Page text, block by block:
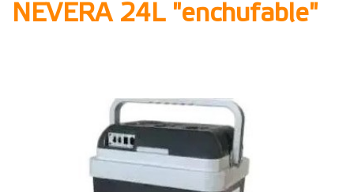
NEVERA 24L "enchufable"